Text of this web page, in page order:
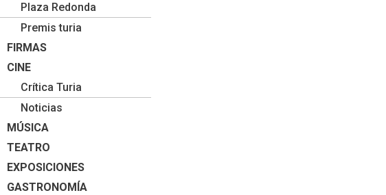
Plaza Redonda
Premis turia
FIRMAS
CINE
Crítica Turia
Noticias
MÚSICA
TEATRO
EXPOSICIONES
GASTRONOMÍA